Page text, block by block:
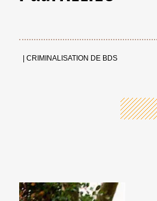
CRIMINALISATION DE BDS